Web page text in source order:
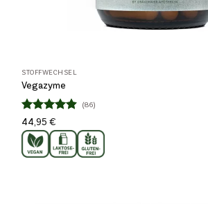
STOFFWECHSEL
Vegazyme
Bewertet
mit4.86
von 5
(86)
44,95€